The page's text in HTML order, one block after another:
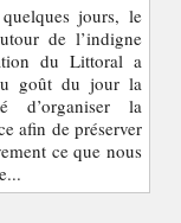
jours, le
de l’indigne
du Littoral a
goût du jour la
d’organiser la
afin de préserver
ce que nous